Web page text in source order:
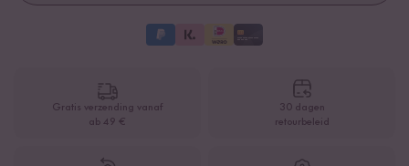
Gratis verzending vanaf
ab 49 €
30 dagen
retourbeleid